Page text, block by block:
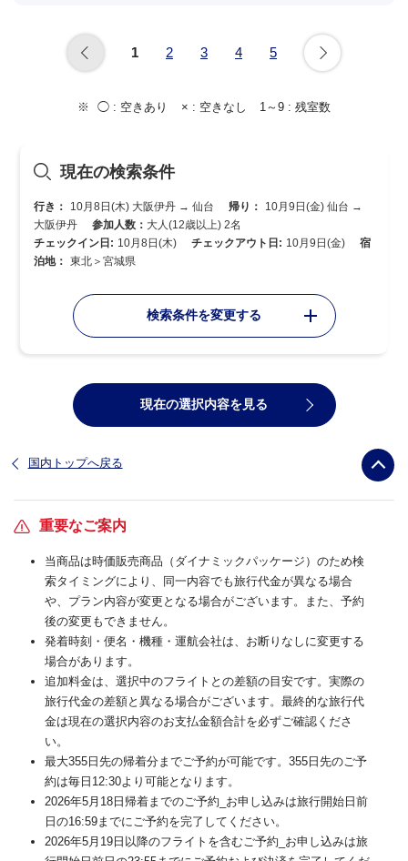
1 2 3 4 5
◯ : 空きあり × : 空きなし 1～9 : 残室数
現在の検索条件
行き： 10月8日(木) 大阪伊丹 → 仙台 帰り：
10月9日(金) 仙台 →
大阪伊丹
参加人数： 大人(12歳以上) 2名
チェックイン日: 10月8日(木) チェックアウト日: 10月9日(金)
宿
泊地： 東北＞宮城県
検索条件を変更する
現在の選択内容を見る
国内トップへ戻る
重要なご案内
当商品は時価販売商品（ダイナミックパッケージ）のため検
索タイミングにより、同一内容でも旅行代金が異なる場合
や、プラン内容が変更となる場合がございます。また、予約
後の変更もできません。
発着時刻・便名・機種・運航会社は、お断りなしに変更する
場合があります。
追加料金は、選択中のフライトとの差額の目安です。実際の
旅行代金の差額と異なる場合がございます。最終的な旅行代
金は現在の選択内容のお支払金額合計を必ずご確認くださ
い。
最大355日先の帰着分までご予約が可能です。355日先のご予
約は毎日12:30より可能となります。
2026年5月18日帰着までのご予約_お申し込みは旅行開始日前
日の16:59までにご予約を完了してください。
2026年5月19日以降のフライトを含むご予約_お申し込みは旅